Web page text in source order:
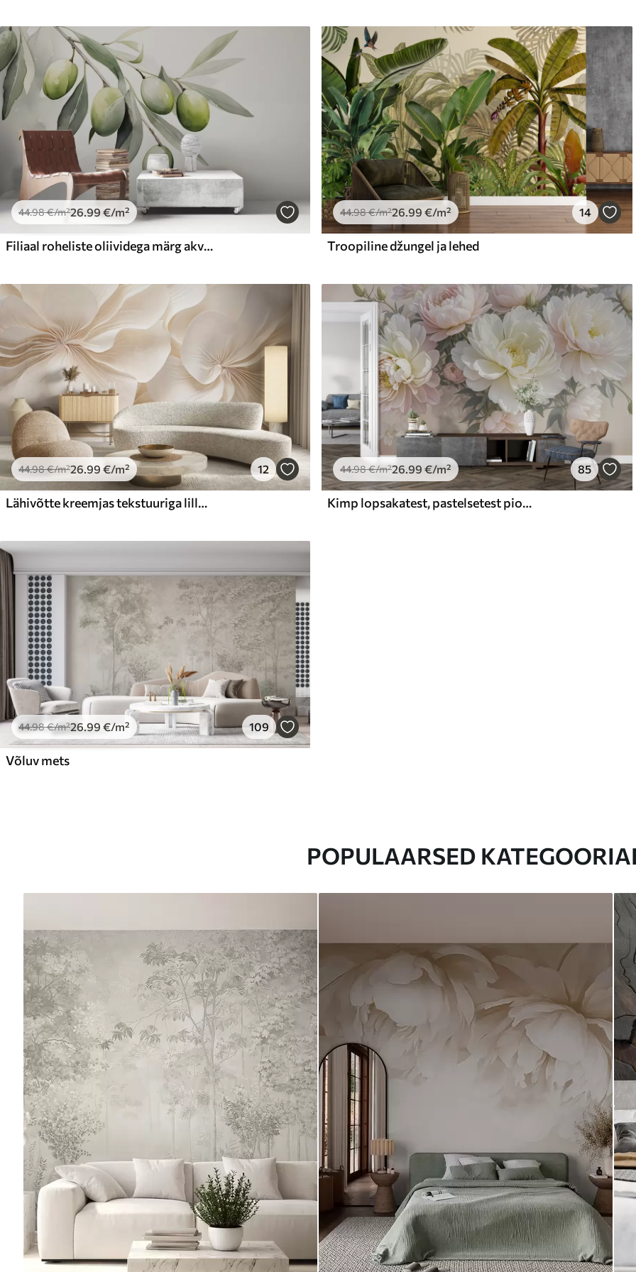
44.98€/m²26.99 €/m²
Filiaal roheliste oliividega märg akvarell
44.98€/m²26.99 €/m² 14
Troopiline džungel ja lehed
44.98€/m²26.99 €/m² 12
Lähivõtte kreemjas tekstuuriga lilledest, millel on õrnad, voolavad kroonlehed, mis loovad pehme, elegantse ja tekstuurse lillekompositsiooni
44.98€/m²26.99 €/m² 85
Kimp lopsakatest, pastelsetest pioonidest ja muudest lilledest pehmel, hägustatud taustal
44.98€/m²26.99 €/m² 109
Võluv mets
POPULAARSED